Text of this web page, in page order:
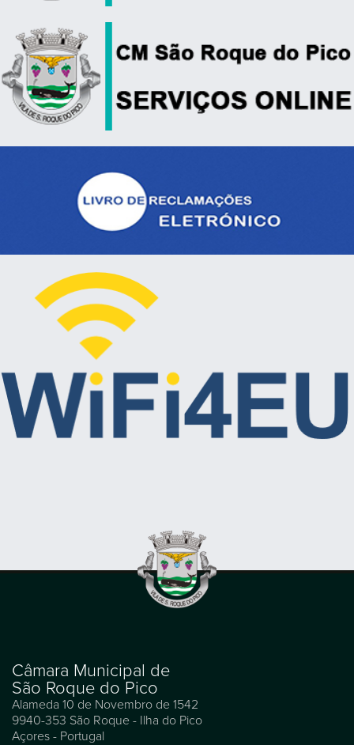
Câmara Municipal de
São Roque do Pico
Alameda 10 de Novembro de 1542
9940-353 São Roque - Ilha do Pico
Açores - Portugal